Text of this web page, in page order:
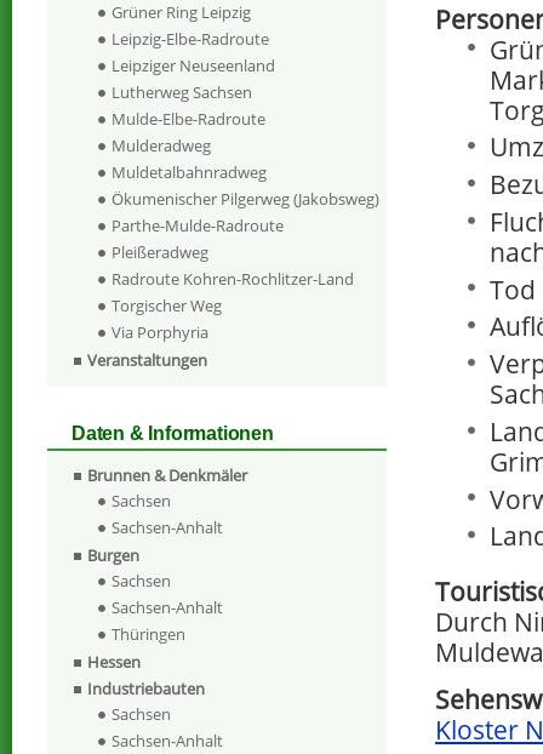
Tod
Durch
Kloster
Grüner Ring Leipzig
Leipzig-Elbe-Radroute
Leipziger Neuseenland
Lutherweg Sachsen
Mulde-Elbe-Radroute
Mulderadweg
Muldetalbahnradweg
Ökumenischer Pilgerweg (Jakobsweg)
Parthe-Mulde-Radroute
Pleißeradweg
Radroute Kohren-Rochlitzer-Land
Torgischer Weg
Via Porphyria
Veranstaltungen
Daten & Informationen
Brunnen & Denkmäler
Sachsen
Sachsen-Anhalt
Burgen
Sachsen
Sachsen-Anhalt
Thüringen
Hessen
Industriebauten
Sachsen
Sachsen-Anhalt